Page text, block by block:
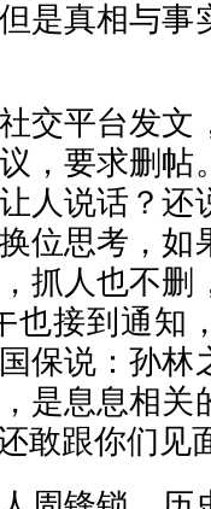
是真相与事
交平台发文
，要求删帖
人说话？还
位思考，如
抓人也不删
也接到通知
保说：孙林
是息息相关
敢跟你们见